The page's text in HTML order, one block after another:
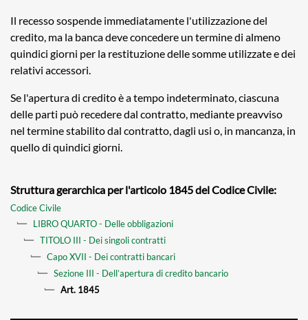
Il recesso sospende immediatamente l'utilizzazione del
credito, ma la banca deve concedere un termine di almeno
quindici giorni per la restituzione delle somme utilizzate e dei
relativi accessori.
Se l'apertura di credito è a tempo indeterminato, ciascuna
delle parti può recedere dal contratto, mediante preavviso
nel termine stabilito dal contratto, dagli usi o, in mancanza, in
quello di quindici giorni.
Struttura gerarchica per l'articolo 1845 del Codice Civile:
Codice Civile
LIBRO QUARTO - Delle obbligazioni
TITOLO III - Dei singoli contratti
Capo XVII - Dei contratti bancari
Sezione III - Dell’apertura di credito bancario
Art. 1845